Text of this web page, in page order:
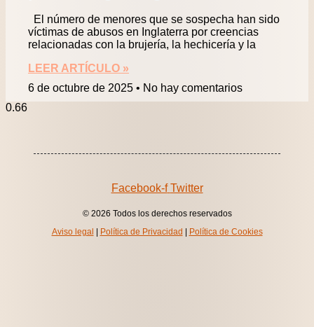
El número de menores que se sospecha han sido
víctimas de abusos en Inglaterra por creencias
relacionadas con la brujería, la hechicería y la
LEER ARTÍCULO »
6 de octubre de 2025
No hay comentarios
Facebook-f Twitter
© 2026 Todos los derechos reservados
Aviso legal
Política de Privacidad Política de Cookies